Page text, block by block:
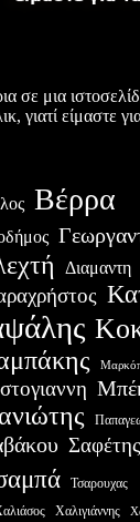
σε μια
γιατί είμαστε
Βέρρα
Διαμαντη
Σαφέτης
Τσαρουχας
Χαλιγιάννης